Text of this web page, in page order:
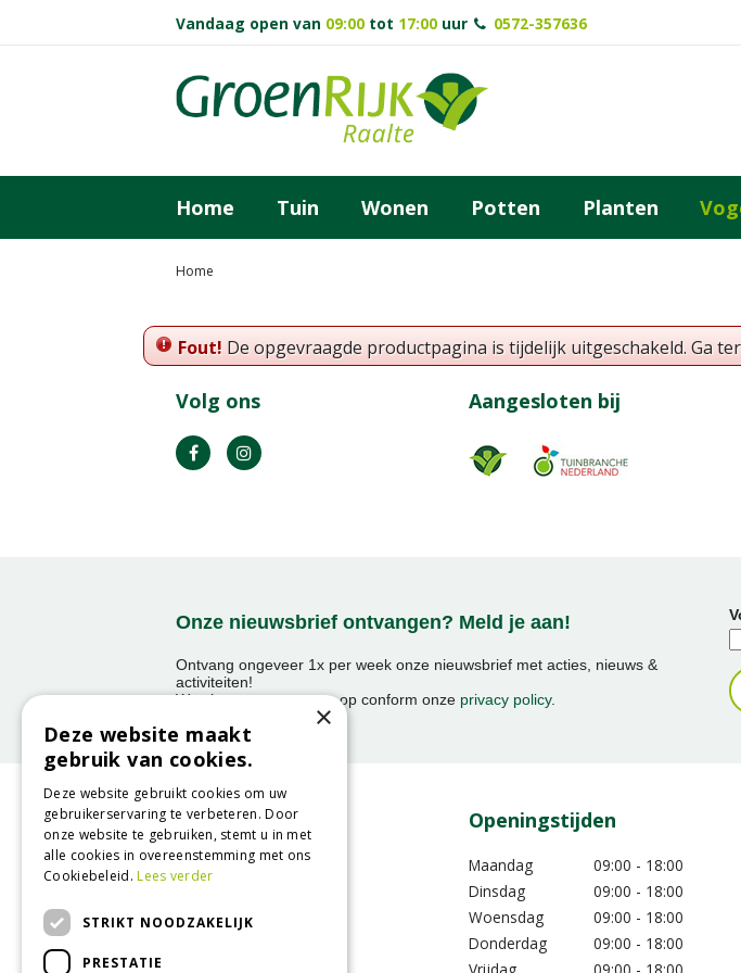
Home
Vandaag open van 09:00 tot 17:00 uur 0572-357636
Home Tuin Wonen Potten Planten
Fout! De opgevraagde productpagina is tijdelijk uitgeschakeld. Ga
Volg ons Aangesloten bij
Onze nieuwsbrief ontvangen? Meld je aan!
Ontvang ongeveer 1x per week onze nieuwsbrief met acties, nieuws &
activiteiten!
We slaan uw gegevens op conform onze privacy policy.
Contact
GroenRijk Raalte
8102RS Raalte
Openingstijden
Maandag
09:00 - 18:00
Dinsdag
09:00 - 18:00
Woensdag
09:00 - 18:00
Donderdag
09:00 - 18:00
Vrijdag
09:00 - 18:00
×
Deze website maakt
gebruik van cookies.
Deze website gebruikt cookies om uw
gebruikerservaring te verbeteren. Door
onze website te gebruiken, stemt u in met
alle cookies in overeenstemming met ons
Cookiebeleid.Lees verder
STRIKT NOODZAKELIJK
PRESTATIE